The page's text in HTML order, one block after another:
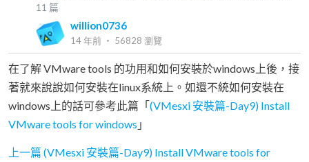
11 篇
willion0736
14 年前 ‧ 56828 瀏覽
在了解 VMware tools 的功用和如何安裝於windows上後，接
著就來說說如何安裝在linux系統上。如還不統如何安裝在
windows上的話可參考此篇「 (VMesxi 安裝篇-Day9) Install
VMware tools for windows 」
上一篇 (VMesxi 安裝篇-Day9) Install VMware tools for